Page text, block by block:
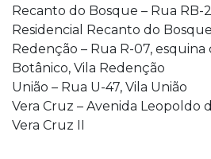
Recanto do Bosque – Rua RB-
Residencial Recanto do Bosque
Redenção – Rua R-07,
Botânico, Vila Redenção
União – Rua U-47, Vila União
Vera Cruz – Avenida Leopoldo
Vera Cruz II